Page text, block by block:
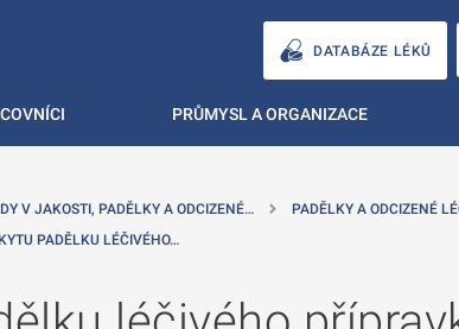
DATABÁZE LÉKŮ
PRŮMYSL A ORGANIZACE
V JAKOSTI, PADĚLKY A ODCIZENÉ…
PADĚLKY A ODCIZENÉ
PADĚLKU LÉČIVÉHO…